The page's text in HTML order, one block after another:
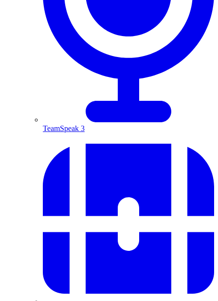
TeamSpeak 3